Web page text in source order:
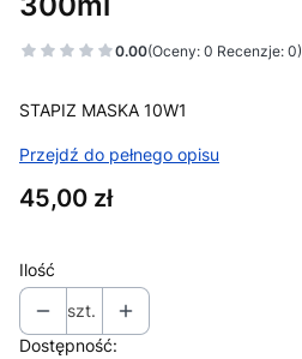
0.00(Oceny: 0 Recenzje: 0)
STAPIZ MASKA 10W1
Przejdź do pełnego opisu
Cena
45,00 zł
Ilość
szt.
Dostępność: